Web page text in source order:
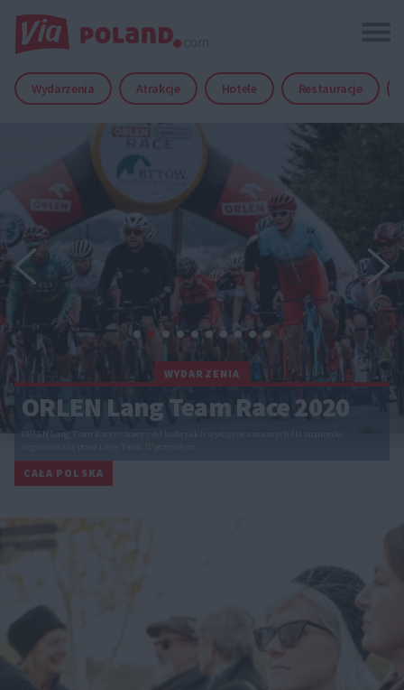
Wydarzenia Atrakcje Hotele Restauracje
WYDARZENIA
ORLEN Lang Team Race 2020
ORLEN Lang Team Race to nowy cykl kolarskich wyścigów szosowych dla amatorów
CAŁA POLSKA